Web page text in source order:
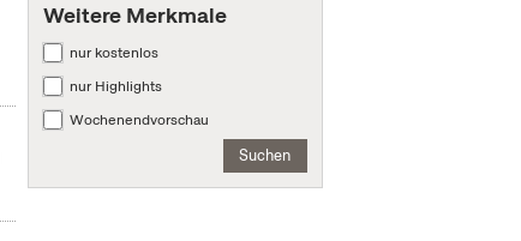
Weitere Merkmale
nur kostenlos
nur Highlights
Wochenendvorschau
Suchen